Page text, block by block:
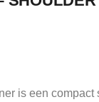
is een compact